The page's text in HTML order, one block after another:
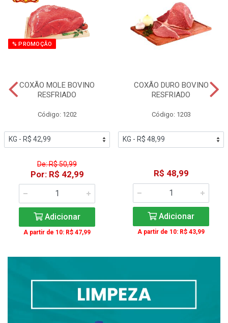
% PROMOÇÃO
COXÃO MOLE BOVINO
RESFRIADO
Código: 1202
De: R$ 50,99
Por: R$ 42,99
Adicionar
A partir de 10: R$ 47,99
COXÃO DURO BOVINO
RESFRIADO
Código: 1203
R$ 48,99
Adicionar
A partir de 10: R$ 43,99